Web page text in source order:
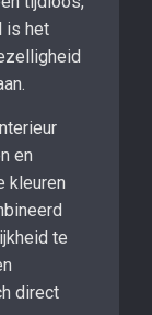
is het
en
kleuren
te
direct